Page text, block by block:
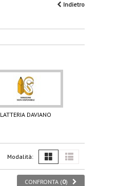
Indietro
LATTERIA DAVIANO
Modalità:
CONFRONTA (0)